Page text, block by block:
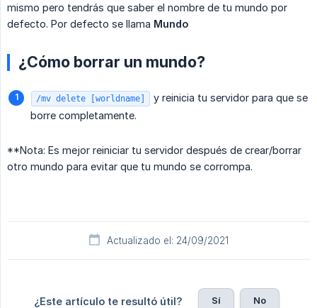
mismo pero tendrás que saber el nombre de tu mundo por
defecto. Por defecto se llama Mundo
¿Cómo borrar un mundo?
/mv delete [worldname]
y reinicia tu servidor para que se
borre completamente.
**Nota: Es mejor reiniciar tu servidor después de crear/borrar
otro mundo para evitar que tu mundo se corrompa.
Actualizado el: 24/09/2021
¿Este artículo te resultó útil? Sí No